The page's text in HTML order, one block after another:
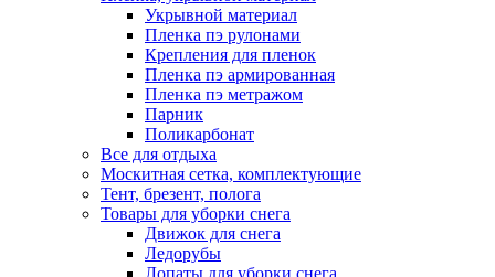
Укрывной материал
Пленка пэ рулонами
Крепления для пленок
Пленка пэ армированная
Пленка пэ метражом
Парник
Поликарбонат
Все для отдыха
Москитная сетка, комплектующие
Тент, брезент, полога
Товары для уборки снега
Движок для снега
Ледорубы
Лопаты для уборки снега